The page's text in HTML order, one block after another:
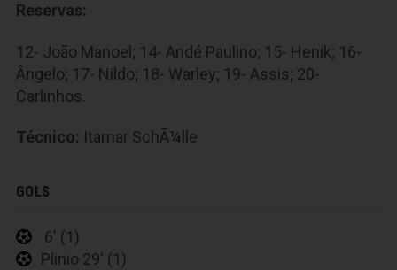
Reservas:
12- João Manoel; 14- Andé Paulino; 15- Henik; 16-
Ângelo; 17- Nildo; 18- Warley; 19- Assis; 20-
Carlinhos.
Técnico: Itamar SchÃ¼lle
GOLS
6' (1)
Plinio 29' (1)